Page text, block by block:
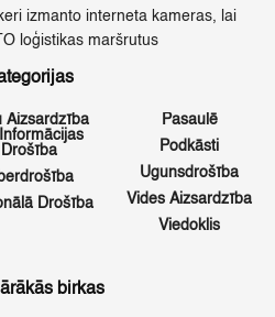
izmanto interneta kameras, lai
loģistikas maršrutus
Aizsardzība
Drošība
Drošība
Pasaulē
Podkāsti
Ugunsdrošība
Vides Aizsardzība
Viedoklis
birkas